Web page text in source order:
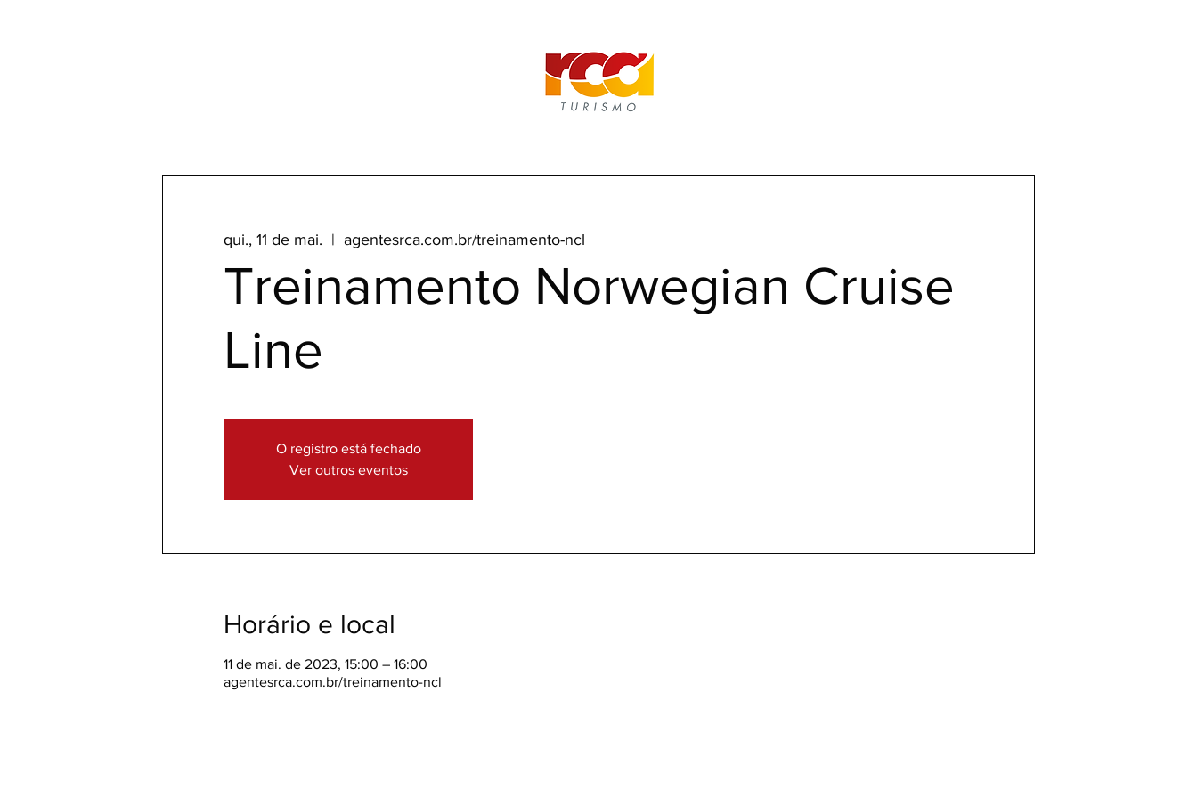
qui., 11 de mai.
  |
agentesrca.com.br/treinamento-ncl
Treinamento Norwegian Cruise
Line
O registro está fechado
Ver outros eventos
Horário e local
11 de mai. de 2023, 15:00 – 16:00
agentesrca.com.br/treinamento-ncl